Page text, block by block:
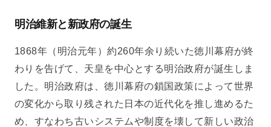
明治維新と新政府の誕生
1868年（明治元年）約260年余り続いた徳川幕府が終
わりを告げて、天皇を中心とする明治政府が誕生しま
した。明治政府は、徳川幕府の鎖国政策によって世界
の変化から取り残された日本の近代化を推し進めるた
め、すなわち古いシステムや制度を壊して新しい政治